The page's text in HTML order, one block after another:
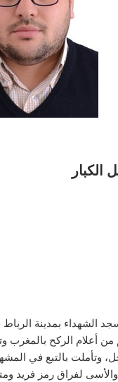
الأحد 26 فبراير 2017م، بمسجد
من أعلام الركح بالمغرب
وتأملت بالتبع في
لفراق رمز فريد